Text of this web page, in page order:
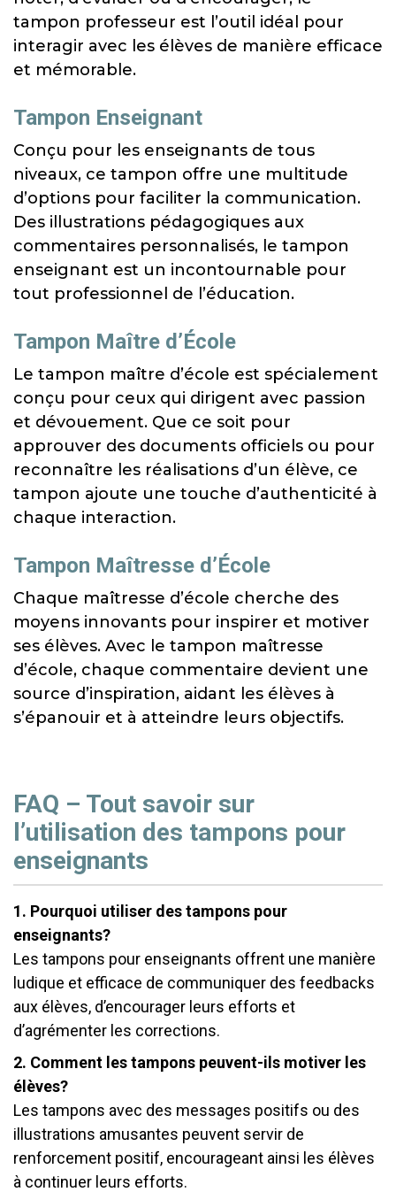
tampon professeur est l’outil idéal pour
interagir avec les élèves de manière efficace
et mémorable.
Tampon Enseignant
Conçu pour les enseignants de tous
niveaux, ce tampon offre une multitude
d’options pour faciliter la communication.
Des illustrations pédagogiques aux
commentaires personnalisés, le tampon
enseignant est un incontournable pour
tout professionnel de l’éducation.
Tampon Maître d’École
Le tampon maître d’école est spécialement
conçu pour ceux qui dirigent avec passion
et dévouement. Que ce soit pour
approuver des documents officiels ou pour
reconnaître les réalisations d’un élève, ce
tampon ajoute une touche d’authenticité à
chaque interaction.
Tampon Maîtresse d’École
Chaque maîtresse d’école cherche des
moyens innovants pour inspirer et motiver
ses élèves. Avec le tampon maîtresse
d’école, chaque commentaire devient une
source d’inspiration, aidant les élèves à
s’épanouir et à atteindre leurs objectifs.
FAQ – Tout savoir sur
l’utilisation des tampons pour
enseignants
1. Pourquoi utiliser destampons pour
enseignants?
Les tampons pour enseignants offrent une manière
ludique et efficace de communiquer des feedbacks
aux élèves, d’encourager leurs efforts et
d’agrémenter les corrections.
2. Comment les tampons peuvent-ils motiver les
élèves?
Les tampons avec des messages positifs ou des
illustrations amusantes peuvent servir de
renforcement positif, encourageant ainsi les élèves
à continuer leurs efforts.